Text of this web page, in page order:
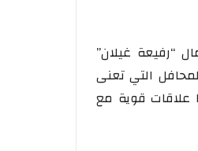
“رفيعة غيلان”
التي تعنى
علاقات قوية مع